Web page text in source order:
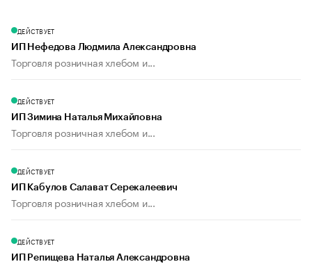
ДЕЙСТВУЕТ
ИП Нефедова Людмила Александровна
Торговля розничная хлебом и...
ДЕЙСТВУЕТ
ИП Зимина Наталья Михайловна
Торговля розничная хлебом и...
ДЕЙСТВУЕТ
ИП Кабулов Салават Серекалеевич
Торговля розничная хлебом и...
ДЕЙСТВУЕТ
ИП Репищева Наталья Александровна